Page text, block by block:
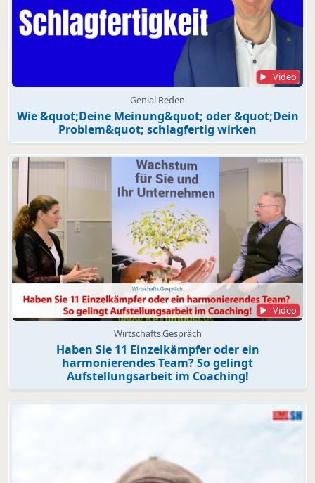
Video
Genial Reden
Wie &quot;Deine Meinung&quot; oder &quot;Dein
Problem&quot; schlagfertig wirken
Video
Wirtschafts.Gespräch
Haben Sie 11 Einzelkämpfer oder ein
harmonierendes Team? So gelingt
Aufstellungsarbeit im Coaching!